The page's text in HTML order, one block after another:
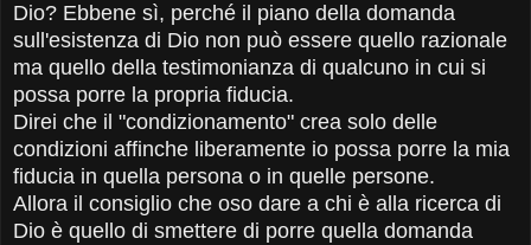
Dio? Ebbene sì, perché il piano della domanda
sull'esistenza di Dio non può essere quello razionale
ma quello della testimonianza di qualcuno in cui si
possa porre la propria fiducia.
Direi che il "condizionamento" crea solo delle
condizioni affinche liberamente io possa porre la mia
fiducia in quella persona o in quelle persone.
Allora il consiglio che oso dare a chi è alla ricerca di
Dio è quello di smettere di porre quella domanda